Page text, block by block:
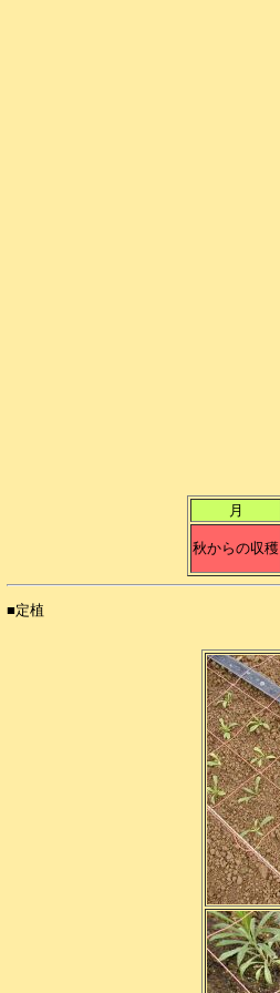
月
秋からの収穫
■定植